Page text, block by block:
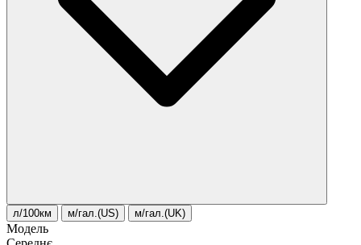
л/100км м/гал.(US) м/гал.(UK)
Модель